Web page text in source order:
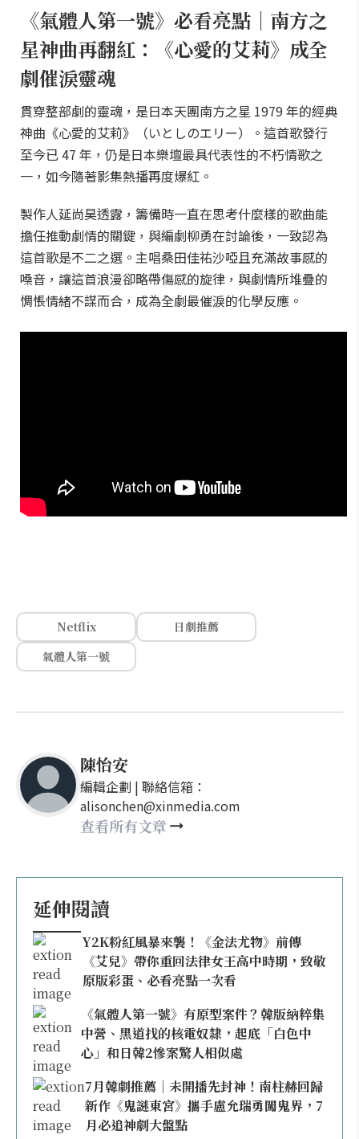
《氣體人第一號》必看亮點｜南方之
星神曲再翻紅：《心愛的艾莉》成全
劇催淚靈魂
貫穿整部劇的靈魂，是日本天團南方之星 1979 年的經典
神曲《心愛的艾莉》（いとしのエリー）。這首歌發行
至今已 47 年，仍是日本樂壇最具代表性的不朽情歌之
一，如今隨著影集熱播再度爆紅。
製作人延尚昊透露，籌備時一直在思考什麼樣的歌曲能
擔任推動劇情的關鍵，與編劇柳勇在討論後，一致認為
這首歌是不二之選。主唱桑田佳祐沙啞且充滿故事感的
嗓音，讓這首浪漫卻略帶傷感的旋律，與劇情所堆疊的
惆悵情緒不謀而合，成為全劇最催淚的化學反應。
Netflix
日劇推薦
氣體人第一號
陳怡安
編輯企劃 | 聯絡信箱：
alisonchen@xinmedia.com
查看所有文章
延伸閱讀
Y2K粉紅風暴來襲！《金法尤物》前傳
《艾兒》帶你重回法律女王高中時期，致敬
原版彩蛋、必看亮點一次看
《氣體人第一號》有原型案件？韓版納粹集
中營、黑道找的核電奴隸，起底「白色中
心」和日韓2慘案驚人相似處
7月韓劇推薦｜未開播先封神！南柱赫回歸
新作《鬼謎東宮》攜手盧允瑞勇闖鬼界，7
月必追神劇大盤點